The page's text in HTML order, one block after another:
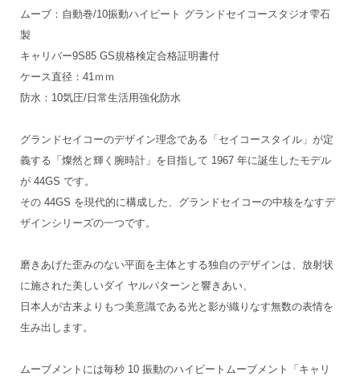
ムーブ：自動巻/10振動ハイビート グランドセイコースタジオ雫石
製
キャリバー9S85 GS規格検定合格証明書付
ケース直径：41ｍｍ
防水：10気圧/日常生活用強化防水
グランドセイコーのデザイン理念である「セイコースタイル」が定
義する「燦然と輝く腕時計」を目指して 1967 年に誕生したモデル
が 44GS です。
その 44GS を現代的に構成した、グランドセイコーの中核をなすデ
ザインシリーズの一つです。
磨きあげた歪みのない平面を主体とする独自のデザインは、放射状
に施された美しいダイ ヤルパターンと響きあい、
日本人が古来よりもつ美意識である光と影が織りなす無数の表情を
生み出します。
ムーブメントには毎秒 10 振動のハイビートムーブメント「キャリ